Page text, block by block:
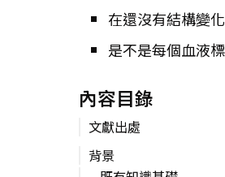
在還沒有結構變
是不是每個血液
內容目錄
文獻出處
背景